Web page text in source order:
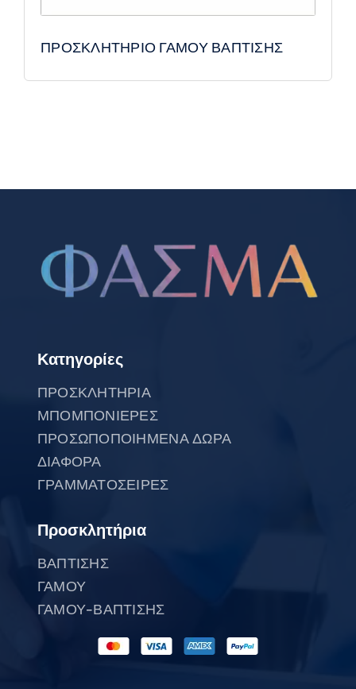
ΠΡΟΣΚΛΗΤΗΡΙΟ ΓΑΜΟΥ ΒΑΠΤΙΣΗΣ
Κατηγορίες
ΠΡΟΣΚΛΗΤΗΡΙΑ
ΜΠΟΜΠΟΝΙΕΡΕΣ
ΠΡΟΣΩΠΟΠΟΙΗΜΕΝΑ ΔΩΡΑ
ΔΙΑΦΟΡΑ
ΓΡΑΜΜΑΤΟΣΕΙΡΕΣ
Προσκλητήρια
ΒΑΠΤΙΣΗΣ
ΓΑΜΟΥ
ΓΑΜΟΥ-ΒΑΠΤΙΣΗΣ